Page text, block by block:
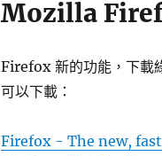
Mozilla
Firefox 新的功能，下載
可以下載：
Firefox - The new,